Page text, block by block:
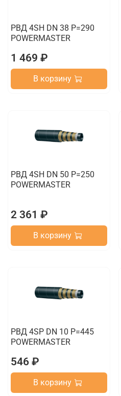
РВД 4SH DN 38 P=290
POWERMASTER
1 469 ₽
В корзину
РВД 4SH DN 50 P=250
POWERMASTER
2 361 ₽
В корзину
РВД 4SP DN 10 P=445
POWERMASTER
546 ₽
В корзину